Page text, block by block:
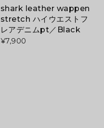
shark leather wappen
stretch ハイウエストフ
レアデニムpt／Black
¥7,900